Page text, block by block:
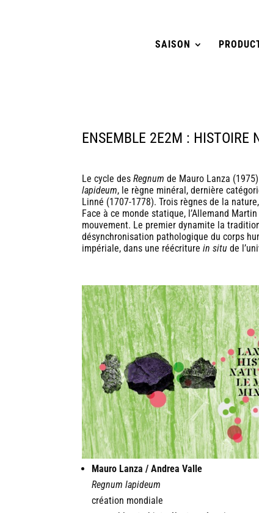
SAISON
ENSEMBLE 2E2M : HISTOIRE
Le cycle desRegnumde Mauro Lanza
lapideum, le règne minéral, dernière
Linné (1707-1778). Trois règnes de la
Face à ce monde statique, l’Allemand
mouvement. Le premier dynamite la
désynchronisation pathologique du corps
impériale, dans une réécriturein situde
Mauro Lanza / Andrea Valle
Regnum lapideum
création mondiale